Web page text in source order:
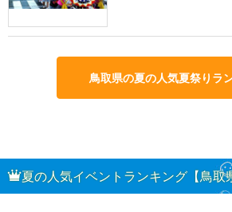
鳥取県の夏の人気夏祭りラ
夏の人気イベントランキング【鳥取